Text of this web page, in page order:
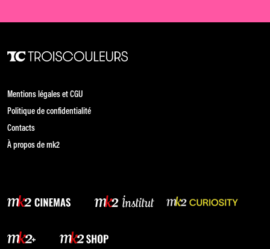
Mentions légales et CGU
Politique de confidentialité
Contacts
À propos de mk2